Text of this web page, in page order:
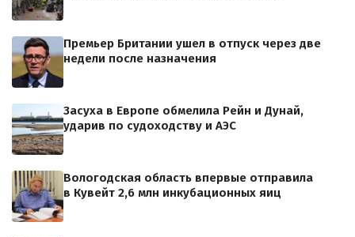
Премьер Британии ушел в отпуск через две
недели после назначения
Засуха в Европе обмелила Рейн и Дунай,
ударив по судоходству и АЭС
Вологодская область впервые отправила
в Кувейт 2,6 млн инкубационных яиц